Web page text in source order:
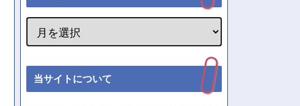
当サイトについて